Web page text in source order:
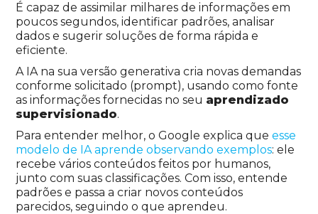
É capaz de assimilar milhares de informações em
poucos segundos, identificar padrões, analisar
dados e sugerir soluções de forma rápida e
eficiente.
A IA na sua versão generativa cria novas demandas
conforme solicitado (prompt), usando como fonte
as informações fornecidas no seu aprendizado
supervisionado.
Para entender melhor, o Google explica queesse
modelo de IA aprende observando exemplos: ele
recebe vários conteúdos feitos por humanos,
junto com suas classificações. Com isso, entende
padrões e passa a criar novos conteúdos
parecidos, seguindo o que aprendeu.